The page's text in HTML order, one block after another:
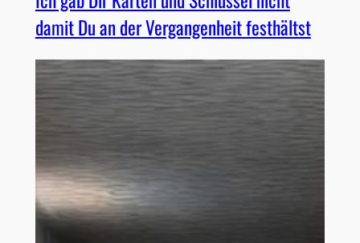
damit Du an der Vergangenheit festhältst